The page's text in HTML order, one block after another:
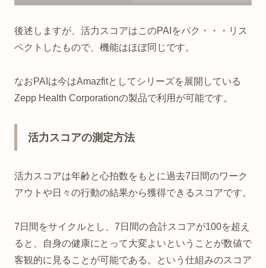
後述しますが、活力スコアはこのPAIをパク・・・リス
ペクトしたもので、機能はほぼ同じです。
なおPAIは今はAmazfitとしてシリーズを展開している
Zepp Health Corporationの製品で利用が可能です。
活力スコアの測定方法
活力スコアは年齢と心拍数をもとに過去7日間のワーク
アウトや日々の行動の結果から獲得できるスコアです。
7日間をサイクルとし、7日間の合計スコアが100を超え
ると、自身の健康にとって大変よいということが数値で
客観的に見ることが可能である。という仕組みのスコア